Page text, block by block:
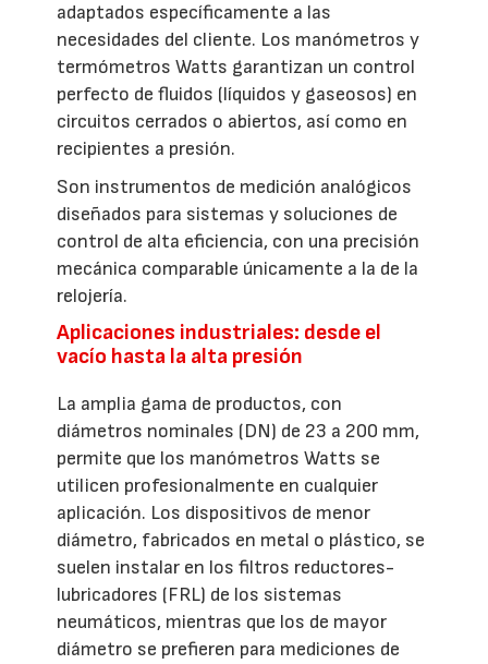
adaptados específicamente a las
necesidades del cliente. Los manómetros y
termómetros Watts garantizan un control
perfecto de fluidos (líquidos y gaseosos) en
circuitos cerrados o abiertos, así como en
recipientes a presión.
Son instrumentos de medición analógicos
diseñados para sistemas y soluciones de
control de alta eficiencia, con una precisión
mecánica comparable únicamente a la de la
relojería.
Aplicaciones industriales: desde el
vacío hasta la alta presión
La amplia gama de productos, con
diámetros nominales (DN) de 23 a 200 mm,
permite que los manómetros Watts se
utilicen profesionalmente en cualquier
aplicación. Los dispositivos de menor
diámetro, fabricados en metal o plástico, se
suelen instalar en los filtros reductores-
lubricadores (FRL) de los sistemas
neumáticos, mientras que los de mayor
diámetro se prefieren para mediciones de